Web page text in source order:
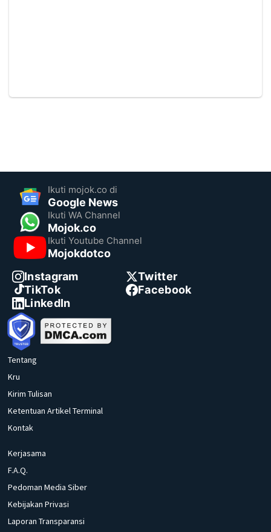
Ikuti mojok.co di
Google News
Ikuti WA Channel
Mojok.co
Ikuti Youtube Channel
Mojokdotco
Instagram
Twitter
TikTok
Facebook
LinkedIn
Tentang
Kru
Kirim Tulisan
Ketentuan Artikel Terminal
Kontak
Kerjasama
F.A.Q.
Pedoman Media Siber
Kebijakan Privasi
Laporan Transparansi